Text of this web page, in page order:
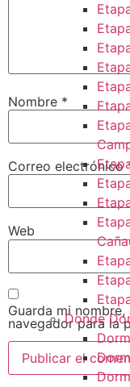
Donde
Nombre *
Correo electrónico
Web
Guarda mi
navegador para la